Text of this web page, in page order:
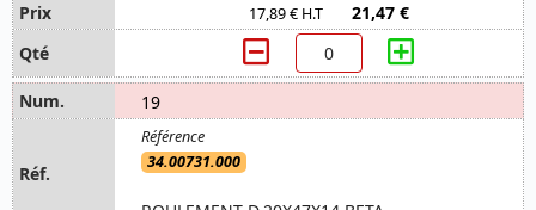
17,89 € H.T 21,47 €
19
34.00731.000